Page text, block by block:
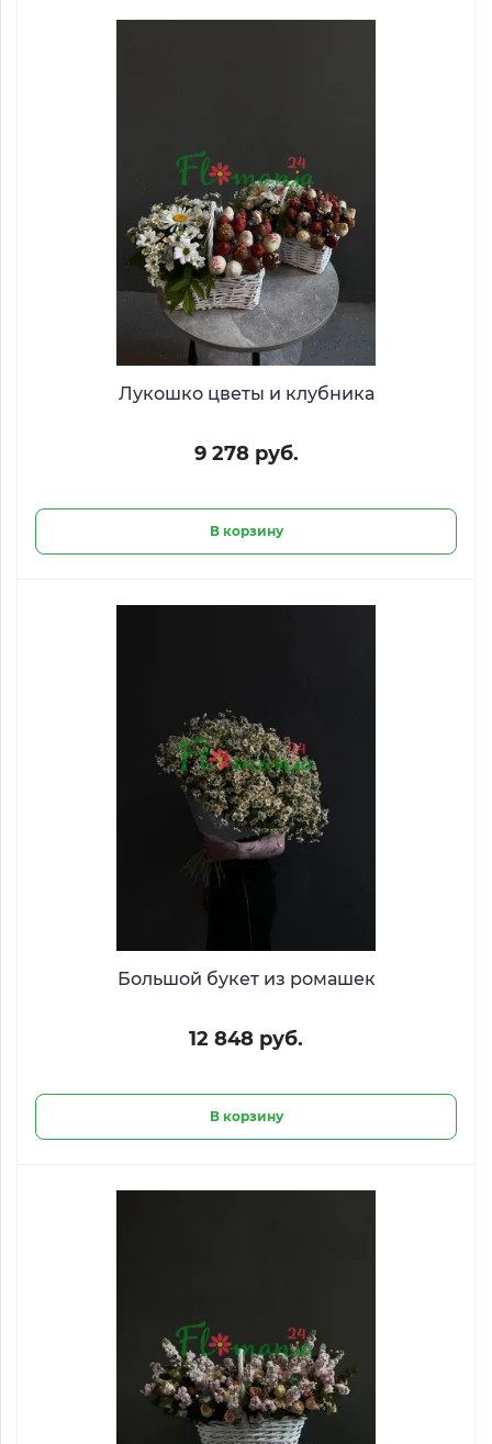
Лукошко цветы и клубника
9 278 руб.
В корзину
Большой букет из ромашек
12 848 руб.
В корзину